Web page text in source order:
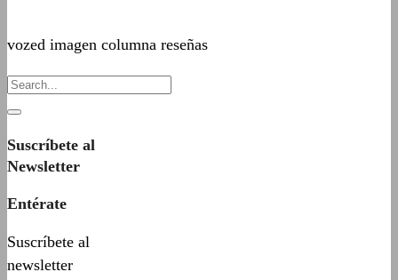
vozed imagen columna reseñas
Suscríbete al
Newsletter
Entérate
Suscríbete al
newsletter